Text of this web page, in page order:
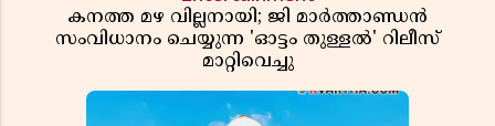
കനത്ത മഴ വില്ലനായി; ജി മാർത്താണ്ഡൻ
സംവിധാനം ചെയ്യുന്ന 'ഓട്ടം തുള്ളൽ' റിലീസ്
മാറ്റിവെച്ചു